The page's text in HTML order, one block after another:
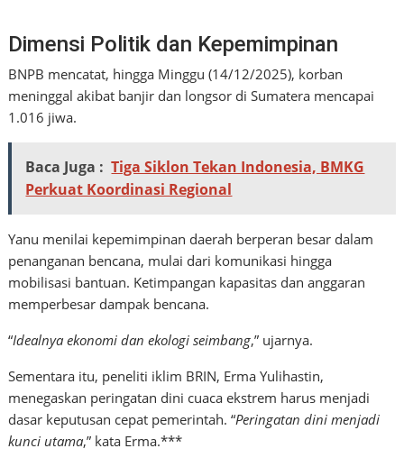
Dimensi Politik dan Kepemimpinan
BNPB mencatat, hingga Minggu (14/12/2025), korban
meninggal akibat banjir dan longsor di Sumatera mencapai
1.016 jiwa.
Baca Juga : Tiga Siklon Tekan Indonesia, BMKG
Perkuat Koordinasi Regional
Yanu menilai kepemimpinan daerah berperan besar dalam
penanganan bencana, mulai dari komunikasi hingga
mobilisasi bantuan. Ketimpangan kapasitas dan anggaran
memperbesar dampak bencana.
“Idealnya ekonomi dan ekologi seimbang,” ujarnya.
Sementara itu, peneliti iklim BRIN, Erma Yulihastin,
menegaskan peringatan dini cuaca ekstrem harus menjadi
dasar keputusan cepat pemerintah. “Peringatan dini menjadi
kunci utama,” kata Erma.***